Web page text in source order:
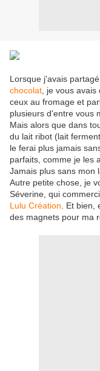
Lorsque j'avais
chocolat , je vous
ceux au fromage et
plusieurs d'entre vous
Mais alors que dans
du lait ribot (lait
le ferai plus jamais
parfaits, comme je les
Jamais plus sans mon
Autre petite chose, je
Séverine, qui
Lulu Création . Et
des magnets pour ma